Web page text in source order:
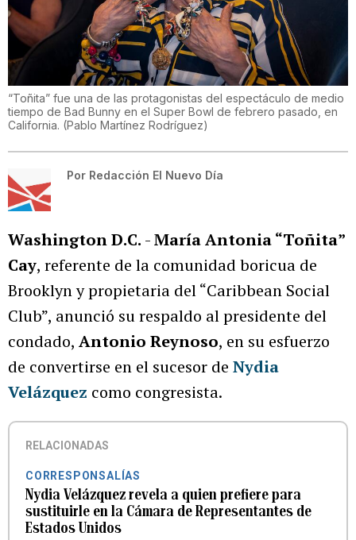
“Toñita” fue una de las protagonistas del espectáculo de medio
tiempo de Bad Bunny en el Super Bowl de febrero pasado, en
California. (Pablo Martínez Rodríguez)
Por Redacción El Nuevo Día
Washington D.C. -María Antonia “Toñita”
Cay, referente de la comunidad boricua de
Brooklyn y propietaria del “Caribbean Social
Club”, anunció su respaldo al presidente del
condado, Antonio Reynoso, en su esfuerzo
de convertirse en el sucesor de Nydia
Velázquez como congresista.
RELACIONADAS
CORRESPONSALÍAS
Nydia Velázquez revela a quien prefiere para
sustituirle en la Cámara de Representantes de
Estados Unidos